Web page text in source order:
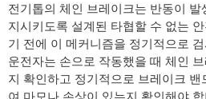
전기톱의 체인 브레이크는 반동이
지시키도록 설계된 타협할 수 없는
기 전에 이 메커니즘을 정기적으로
운전자는 손으로 작동했을 때 체인
지 확인하고 정기적으로 브레이크